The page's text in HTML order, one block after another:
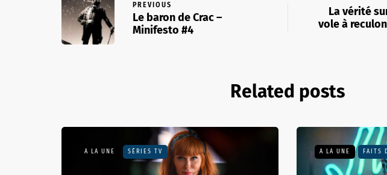
PREVIOUS
Le baron de Crac –
Minifesto #4
La vérité
vole à
Related posts
A LA UNE SÉRIES TV A LA UNE FAITS